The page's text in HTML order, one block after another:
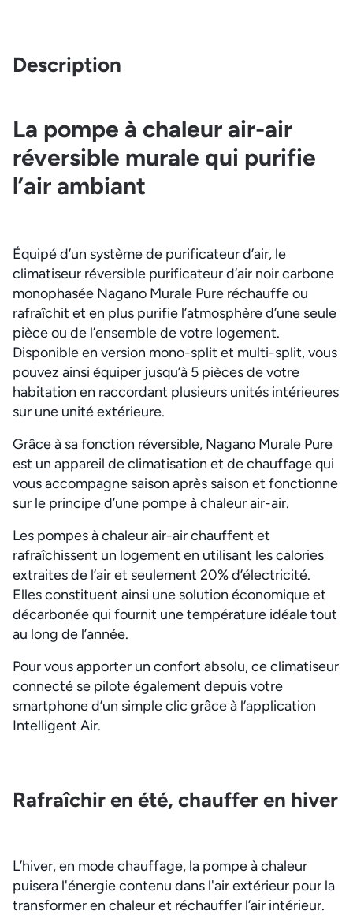
Description
La pompe à chaleur air-air
réversible murale qui purifie
l’air ambiant
Équipé d’un système de purificateur d’air, le
climatiseur réversible purificateur d’air noir carbone
monophasée Nagano Murale Pure réchauffe ou
rafraîchit et en plus purifie l’atmosphère d’une seule
pièce ou de l’ensemble de votre logement.
Disponible en version mono-split et multi-split, vous
pouvez ainsi équiper jusqu’à 5 pièces de votre
habitation en raccordant plusieurs unités intérieures
sur une unité extérieure.
Grâce à sa fonction réversible, Nagano Murale Pure
est un appareil de climatisation et de chauffage qui
vous accompagne saison après saison et fonctionne
sur le principe d’une pompe à chaleur air-air.
Les pompes à chaleur air-air chauffent et
rafraîchissent un logement en utilisant les calories
extraites de l’air et seulement 20% d’électricité.
Elles constituent ainsi une solution économique et
décarbonée qui fournit une température idéale tout
au long de l’année.
Pour vous apporter un confort absolu, ce climatiseur
connecté se pilote également depuis votre
smartphone d’un simple clic grâce à l’application
Intelligent Air.
Rafraîchir en été, chauffer en hiver
L’hiver, en mode chauffage, la pompe à chaleur
puisera l'énergie contenu dans l'air extérieur pour la
transformer en chaleur et réchauffer l’air intérieur.